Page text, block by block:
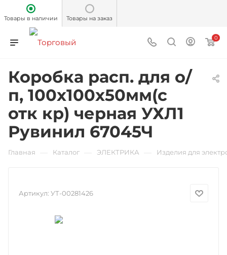
Товары в наличии Товары на заказ
0
Коробка расп. для о/
п, 100х100х50мм(с
отк кр) черная УХЛ1
Рувинил 67045Ч
Главная Каталог ЭЛЕКТРИКА Изделия для
Артикул: УТ-00281426